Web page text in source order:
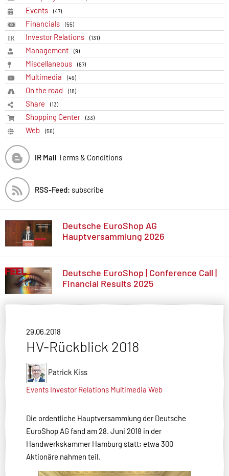
Events (47)
Financials (55)
Investor Relations (131)
Management (9)
Miscellaneous (87)
Multimedia (49)
On the road (18)
Share (13)
Shopping Center (33)
Web (56)
IR Mall Terms & Conditions
RSS-Feed: subscribe
Deutsche EuroShop AG
Hauptversammlung 2026
Deutsche EuroShop | Conference Call |
Financial Results 2025
29.06.2018
HV-Rückblick 2018
Patrick Kiss
Events Investor Relations Multimedia Web
Die ordentliche Hauptversammlung der Deutsche
EuroShop AG fand am 28. Juni 2018 in der
Handwerkskammer Hamburg statt; etwa 300
Aktionäre nahmen teil.